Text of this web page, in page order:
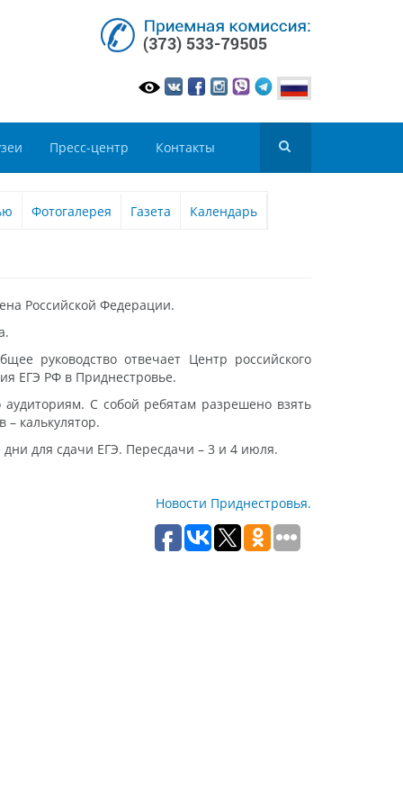
Пресс-центр Контакты
Фотогалерея Газета Календарь
Российской Федерации.
руководство отвечает Центр российского
ЕГЭ РФ в Приднестровье.
С собой ребятам разрешено взять
калькулятор.
для сдачи ЕГЭ. Пересдачи – 3 и 4 июля.
Новости Приднестровья.